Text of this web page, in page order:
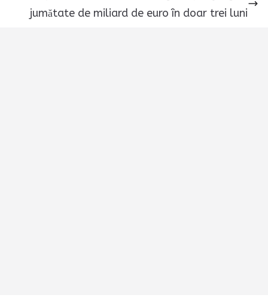
jumătate de miliard de euro în doar trei luni